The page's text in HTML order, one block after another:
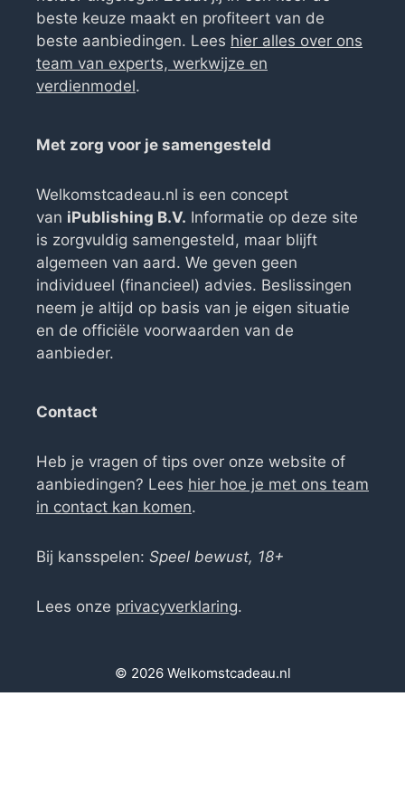
beste keuze maakt en profiteert van de
beste aanbiedingen. Lees hier alles over ons
team van experts, werkwijze en
verdienmodel.
Met zorg voor je samengesteld
Welkomstcadeau.nl is een concept
van iPublishing B.V. Informatie op deze site
is zorgvuldig samengesteld, maar blijft
algemeen van aard. We geven geen
individueel (financieel) advies. Beslissingen
neem je altijd op basis van je eigen situatie
en de officiële voorwaarden van de
aanbieder.
Contact
Heb je vragen of tips over onze website of
aanbiedingen? Lees hier hoe je met ons team
in contact kan komen.
Bij kansspelen: Speel bewust, 18+
Lees onze privacyverklaring.
© 2026 Welkomstcadeau.nl